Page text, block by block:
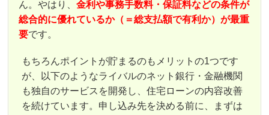
ん。やはり、金利や事務手数料・保証料などの条件が
総合的に優れているか（＝総支払額で有利か）が最重
要です。
もちろんポイントが貯まるのもメリットの1つです
が、以下のようなライバルのネット銀行・金融機関
も独自のサービスを開発し、住宅ローンの内容改善
を続けています。申し込み先を決める前に、まずは